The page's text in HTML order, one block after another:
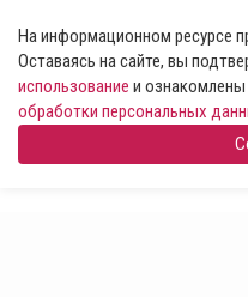
На информационном ресурсе
Оставаясь на сайте, вы
использование и ознакомлены
обработки персональных